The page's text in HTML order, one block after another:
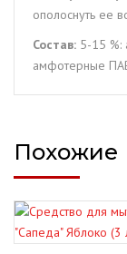
ополоснуть ее
Состав: 5-15 %:
амфотерные
Похожие